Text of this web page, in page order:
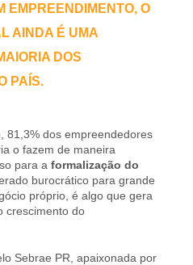
EMPREENDIMENTO, O
AINDA É UMA
DOS
PAÍS.
81,3% dos empreendedores
o fazem de maneira
para a formalização do
burocrático para grande
próprio, é algo que gera
crescimento do
Sebrae PR, apaixonada por